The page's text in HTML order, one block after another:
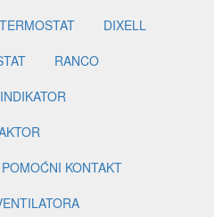
TERMOSTAT
DIXELL
RANCO
INDIKATOR
POMOĆNI KONTAKT